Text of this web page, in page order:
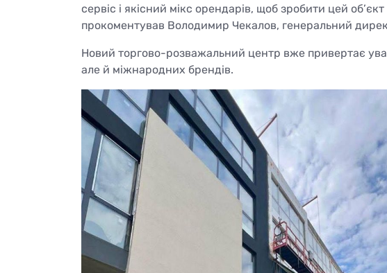
сервіс і якісний мікс орендарів, щоб зробити цей
прокоментував Володимир Чекалов, генеральний
Новий торгово-розважальний центр вже привертає
але й міжнародних брендів.